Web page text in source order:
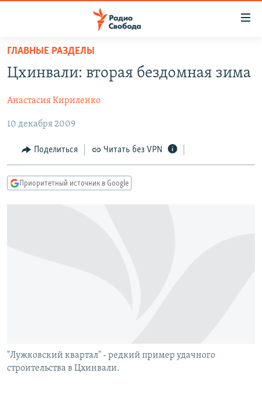
упрощенного
доступа
содержанию
Вернутся
главной
навигации
Вернутся
ПОДКАСТЫ
АВТОРСКИЕ ПРОЕКТЫ
ЦИТАТЫ СВОБОДЫ
МНЕНИЯ
КУЛЬТУРА
IDEL.РЕАЛИИ
ГЛАВНЫЕ РАЗДЕЛЫ
Цхинвали: вторая бездомная зима
Анастасия Кириленко
10 декабря 2009
Поделиться Читать без VPN
Приоритетный источник в Google
"Лужковский квартал" - редкий пример удачного
строительства в Цхинвали.